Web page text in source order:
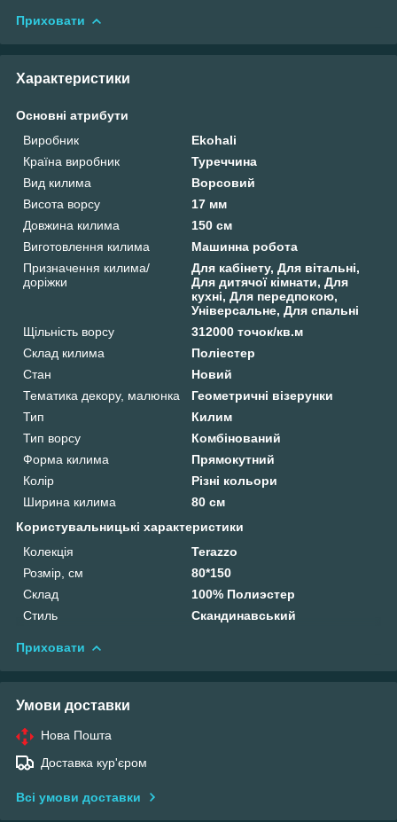
Приховати
Характеристики
Основні атрибути
Виробник
Ekohali
Країна виробник
Туреччина
Вид килима
Ворсовий
Висота ворсу
17 мм
Довжина килима
150 см
Виготовлення килима
Машинна робота
Призначення килима/
доріжки
Для кабінету, Для вітальні,
Для дитячої кімнати, Для
кухні, Для передпокою,
Універсальне, Для спальні
Щільність ворсу
312000 точок/кв.м
Склад килима
Поліестер
Стан
Новий
Тематика декору, малюнка
Геометричні візерунки
Тип
Килим
Тип ворсу
Комбінований
Форма килима
Прямокутний
Колір
Різні кольори
Ширина килима
80 см
Користувальницькі характеристики
Колекція
Terazzo
Розмір, см
80*150
Склад
100% Полиэстер
Стиль
Скандинавський
Приховати
Умови доставки
Нова Пошта
Доставка кур'єром
Всі умови доставки